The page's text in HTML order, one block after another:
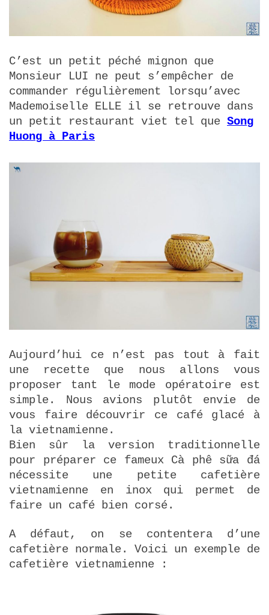
C’est un petit péché mignon que
Monsieur LUI ne peut s’empêcher de
commander régulièrement lorsqu’avec
Mademoiselle ELLE il se retrouve dans
un petit restaurant viet tel que Song
Huong à Paris
Aujourd’hui ce n’est pas tout à fait
une recette que nous allons vous
proposer tant le mode opératoire est
simple. Nous avions plutôt envie de
vous faire découvrir ce café glacé à
la vietnamienne.
Bien sûr la version traditionnelle
pour préparer ce fameux Cà phê sữa đá
nécessite une petite cafetière
vietnamienne en inox qui permet de
faire un café bien corsé.
A défaut, on se contentera d’une
cafetière normale. Voici un exemple de
cafetière vietnamienne :